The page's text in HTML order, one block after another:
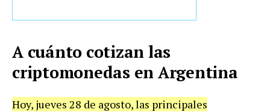
A cuánto cotizan las
criptomonedas en Argentina
Hoy, jueves 28 de agosto, las principales